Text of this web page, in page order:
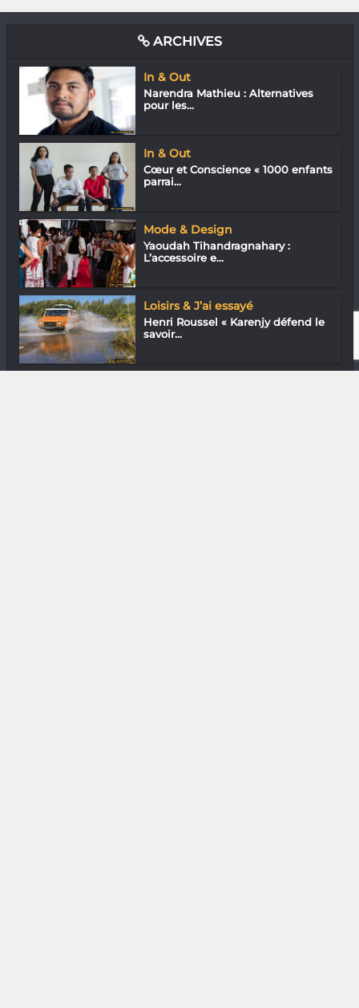
ARCHIVES
In & Out
Narendra Mathieu : Alternatives
pour les...
In & Out
Cœur et Conscience « 1000 enfants
parrai...
Mode & Design
Yaoudah Tihandragnahary :
L’accessoire e...
Loisirs & J’ai essayé
Henri Roussel « Karenjy défend le
savoir...